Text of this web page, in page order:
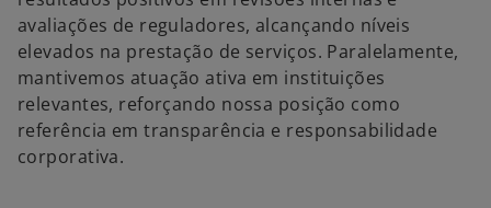
avaliações de reguladores, alcançando níveis
elevados na prestação de serviços. Paralelamente,
mantivemos atuação ativa em instituições
relevantes, reforçando nossa posição como
referência em transparência e responsabilidade
corporativa.